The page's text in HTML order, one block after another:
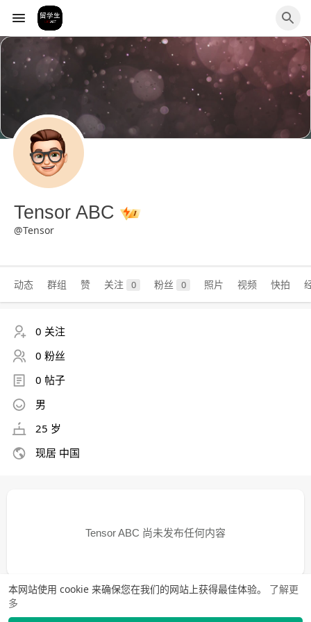
本网站使用 cookie 来确保您在我们的网站上获得最佳体验。 了解更
多
Tensor ABC
@Tensor
动态 群组 赞 关注 0 粉丝 0 照片 视频 快拍
0 关注
0 粉丝
0 帖子
男
25 岁
现居 中国
Tensor ABC 尚未发布任何内容